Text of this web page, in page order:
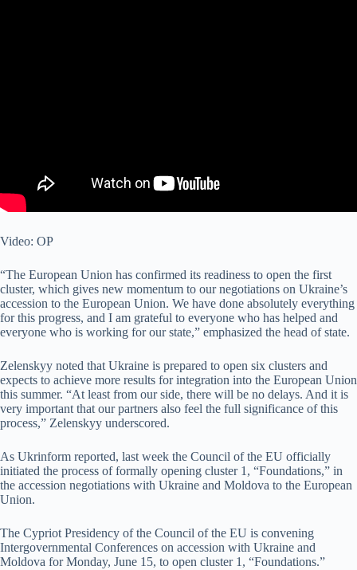
Video: OP
“The European Union has confirmed its readiness to open the first
cluster, which gives new momentum to our negotiations on Ukraine’s
accession to the European Union. We have done absolutely everything
for this progress, and I am grateful to everyone who has helped and
everyone who is working for our state,” emphasized the head of state.
Zelenskyy noted that Ukraine is prepared to open six clusters and
expects to achieve more results for integration into the European Union
this summer. “At least from our side, there will be no delays. And it is
very important that our partners also feel the full significance of this
process,” Zelenskyy underscored.
As Ukrinform reported, last week the Council of the EU officially
initiated the process of formally opening cluster 1, “Foundations,” in
the accession negotiations with Ukraine and Moldova to the European
Union.
The Cypriot Presidency of the Council of the EU is convening
Intergovernmental Conferences on accession with Ukraine and
Moldova for Monday, June 15, to open cluster 1, “Foundations.”